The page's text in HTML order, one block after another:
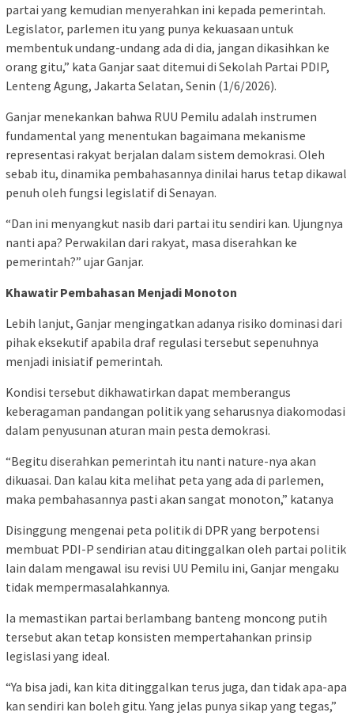
partai yang kemudian menyerahkan ini kepada pemerintah.
Legislator, parlemen itu yang punya kekuasaan untuk
membentuk undang-undang ada di dia, jangan dikasihkan ke
orang gitu,” kata Ganjar saat ditemui di Sekolah Partai PDIP,
Lenteng Agung, Jakarta Selatan, Senin (1/6/2026).
Ganjar menekankan bahwa RUU Pemilu adalah instrumen
fundamental yang menentukan bagaimana mekanisme
representasi rakyat berjalan dalam sistem demokrasi. Oleh
sebab itu, dinamika pembahasannya dinilai harus tetap dikawal
penuh oleh fungsi legislatif di Senayan.
“Dan ini menyangkut nasib dari partai itu sendiri kan. Ujungnya
nanti apa? Perwakilan dari rakyat, masa diserahkan ke
pemerintah?” ujar Ganjar.
Khawatir Pembahasan Menjadi Monoton
Lebih lanjut, Ganjar mengingatkan adanya risiko dominasi dari
pihak eksekutif apabila draf regulasi tersebut sepenuhnya
menjadi inisiatif pemerintah.
Kondisi tersebut dikhawatirkan dapat memberangus
keberagaman pandangan politik yang seharusnya diakomodasi
dalam penyusunan aturan main pesta demokrasi.
“Begitu diserahkan pemerintah itu nanti nature-nya akan
dikuasai. Dan kalau kita melihat peta yang ada di parlemen,
maka pembahasannya pasti akan sangat monoton,” katanya
Disinggung mengenai peta politik di DPR yang berpotensi
membuat PDI-P sendirian atau ditinggalkan oleh partai politik
lain dalam mengawal isu revisi UU Pemilu ini, Ganjar mengaku
tidak mempermasalahkannya.
Ia memastikan partai berlambang banteng moncong putih
tersebut akan tetap konsisten mempertahankan prinsip
legislasi yang ideal.
“Ya bisa jadi, kan kita ditinggalkan terus juga, dan tidak apa-apa
kan sendiri kan boleh gitu. Yang jelas punya sikap yang tegas,”